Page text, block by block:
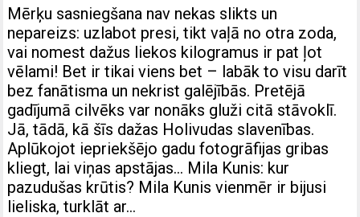
Mērķu sasniegšana nav nekas slikts un
nepareizs: uzlabot presi, tikt vaļā no otra zoda,
vai nomest dažus liekos kilogramus ir pat ļot
vēlami! Bet ir tikai viens bet – labāk to visu darīt
bez fanātisma un nekrist galējībās. Pretējā
gadījumā cilvēks var nonāks gluži citā stāvoklī.
Jā, tādā, kā šīs dažas Holivudas slavenības.
Aplūkojot iepriekšējo gadu fotogrāfijas gribas
kliegt, lai viņas apstājas… Mila Kunis: kur
pazudušas krūtis? Mila Kunis vienmēr ir bijusi
lieliska, turklāt ar…